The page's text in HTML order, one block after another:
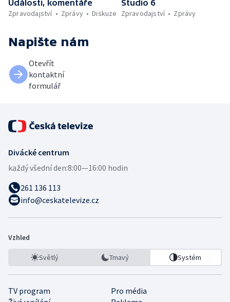
Události, komentáře
Zpravodajství
Zprávy Diskuze
Studio 6
Zpravodajství
Zprávy
Napište nám
Otevřít
kontaktní
formulář
Divácké centrum
každý všední den:8:00—16:00 hodin
261 136 113
info@ceskatelevize.cz
Vzhled
Světlý Tmavý Systém
TV program
Pro média